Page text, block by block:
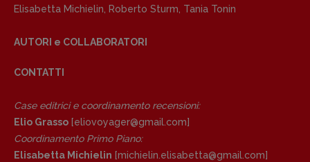
Elisabetta Michielin
Roberto Sturm Tania Tonin
AUTORI e COLLABORATORI
CONTATTI
Case editrici e coordinamento recensioni:
Elio Grasso [eliovoyager@gmail.com]
Coordinamento Primo Piano:
Elisabetta Michielin [michielin.elisabetta@gmail.com]